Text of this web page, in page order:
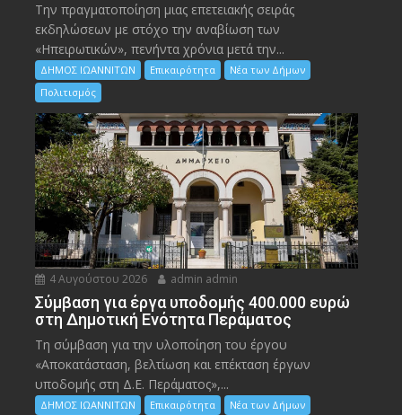
Την πραγματοποίηση μιας επετειακής σειράς
εκδηλώσεων με στόχο την αναβίωση των
«Ηπειρωτικών», πενήντα χρόνια μετά την...
ΔΗΜΟΣ ΙΩΑΝΝΙΤΩΝ Επικαιρότητα
Νέα των Δήμων
Πολιτισμός
4 Αυγούστου 2026 admin admin
Σύμβαση για έργα υποδομής 400.000 ευρώ
στη Δημοτική Ενότητα Περάματος
Τη σύμβαση για την υλοποίηση του έργου
«Αποκατάσταση, βελτίωση και επέκταση έργων
υποδομής στη Δ.Ε. Περάματος»,...
ΔΗΜΟΣ ΙΩΑΝΝΙΤΩΝ Επικαιρότητα Νέα των Δήμων